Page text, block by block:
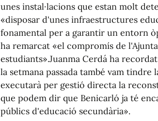
unes instal·lacions que estan molt
«disposar d'unes infraestructures
fonamental per a garantir un entorn
ha remarcat «el compromís de
estudiants».Juanma Cerdá ha
la setmana passada també vam
executarà per gestió directa la
que podem dir que Benicarló ja té
públics d'educació secundària».